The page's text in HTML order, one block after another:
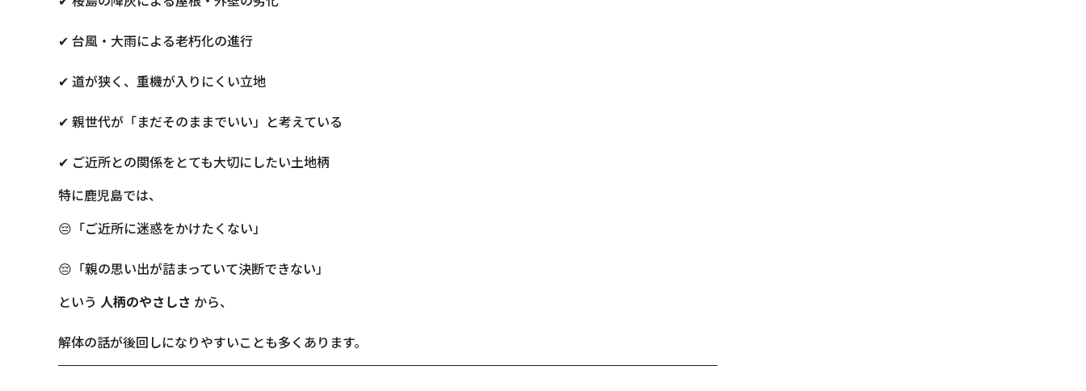
✔ 台風・大雨による老朽化の進行
✔ 道が狭く、重機が入りにくい立地
✔ 親世代が「まだそのままでいい」と考えている
✔ ご近所との関係をとても大切にしたい土地柄
特に鹿児島では、
😔「ご近所に迷惑をかけたくない」
😔「親の思い出が詰まっていて決断できない」
という 人柄のやさしさ から、
解体の話が後回しになりやすいことも多くあります。